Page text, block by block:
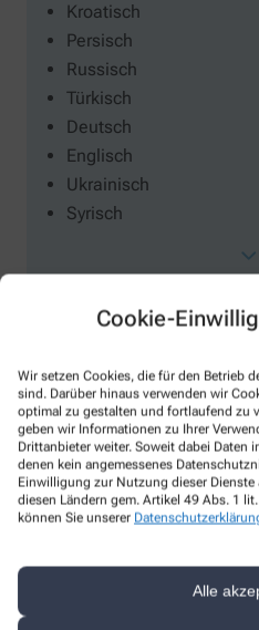
Cookie-
Wir setzen Cookies, die für den Betrieb
sind. Darüber hinaus verwenden wir
optimal zu gestalten und fortlaufend zu
geben wir Informationen zu Ihrer
Drittanbieter weiter. Soweit dabei Daten
denen kein angemessenes
Einwilligung zur Nutzung dieser Dienste
diesen Ländern gem. Artikel 49 Abs. 1
können Sie unserer
Alle
Kroatisch
Persisch
Russisch
Türkisch
Deutsch
Englisch
Ukrainisch
Syrisch
Erste-Hilfe Schränken
Hausapotheken
KFZ-Verbands-Kästen
Verbandskasten